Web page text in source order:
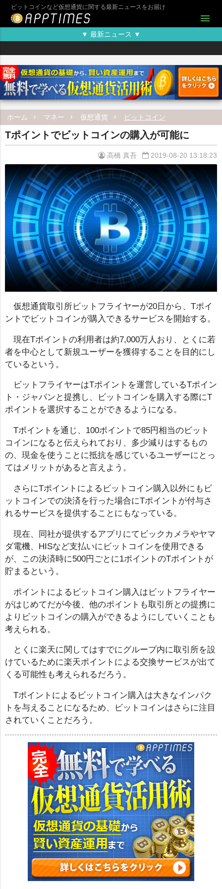
ビットコインなど仮想通貨に関する最新ニュースをお届け
menu
▼ 最新ニュース ▼
ホーム マネー 仮想通貨 ビットコイン
Tポイントでビットコインの購入が可能に
高橋 真吾 2019-08-20 13:18:23
仮想通貨取引所ビットフライヤーが20日から、Tポイ
ントでビットコインが購入できるサービスを開始する。
現在Tポイントの利用者は約7,000万人おり、とくに若
者を中心として新規ユーザーを獲得することを目的にし
ているという。
ビットフライヤーはTポイントを運営しているTポイン
ト・ジャパンと提携し、ビットコインを購入する際にT
ポイントを選択することができるようになる。
Tポイントを通じ、100ポイントで85円相当のビット
コインになると伝えられており、多少減りはするもの
の、現金を使うことに抵抗を感じているユーザーにとっ
てはメリットがあると言えよう。
さらにTポイントによるビットコイン購入以外にもビ
ットコインでの決済を行った場合にTポイントが付与さ
れるサービスを提供することにもなっている。
現在、同社が提供するアプリにてビックカメラやヤマ
ダ電機、HISなど支払いにビットコインを使用できる
が、この決済時に500円ごとに1ポイントのTポイントが
貯まるという。
ポイントによるビットコイン購入はビットフライヤー
がはじめてだが今後、他のポイントも取引所との提携に
よりビットコインの購入ができるようにしていくことも
考えられる。
とくに楽天に関してはすでにグループ内に取引所を設
けているために楽天ポイントによる交換サービスが出て
くる可能性も考えられるだろう。
Tポイントによるビットコイン購入は大きなインパク
トを与えることになるため、ビットコインはさらに注目
されていくことだろう。